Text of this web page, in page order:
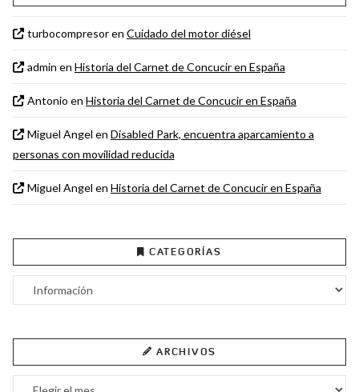
turbocompresoren Cuidado del motor diésel
admin en Historia del Carnet de Concucir en España
Antonio en Historia del Carnet de Concucir en España
Miguel Angel en Disabled Park, encuentra aparcamiento a
personas con movilidad reducida
Miguel Angel en Historia del Carnet de Concucir en España
CATEGORÍAS
Categorías
ARCHIVOS
Archivos